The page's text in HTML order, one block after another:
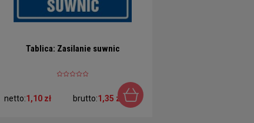
Tablica: Zasilanie suwnic
netto:1,10 zł brutto:1,35 zł